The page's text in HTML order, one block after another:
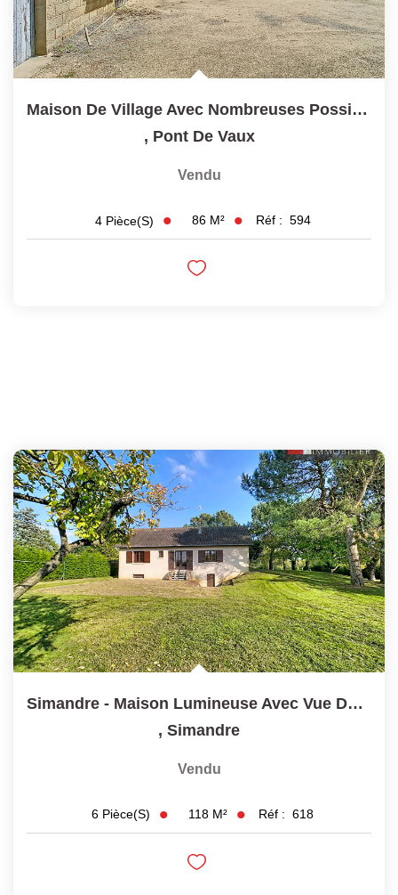
Maison De Village Avec Nombreuses Possibilités - 5 Minutes...
, Pont De Vaux
Vendu
4 Pièce(s) 86 M² Réf : 594
Simandre - Maison Lumineuse Avec Vue Dégagée - 6 Pièces 118...
, Simandre
Vendu
6 Pièce(s) 118 M² Réf : 618